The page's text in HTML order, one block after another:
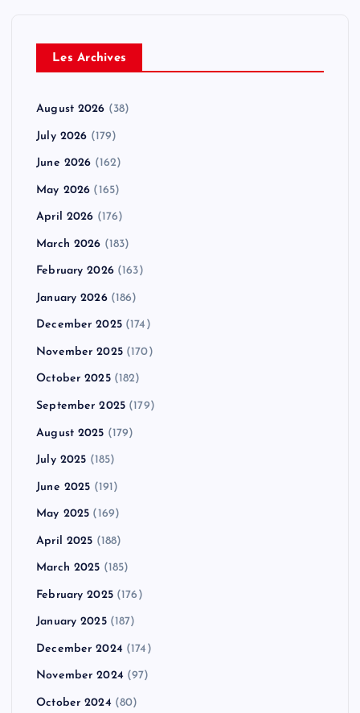
Les Archives
August 2026 (38)
July 2026 (179)
June 2026 (162)
May 2026 (165)
April 2026 (176)
March 2026 (183)
February 2026(163)
January 2026(186)
December 2025(174)
November 2025(170)
October 2025(182)
September 2025 (179)
August 2025 (179)
July 2025 (185)
June 2025 (191)
May 2025 (169)
April 2025 (188)
March 2025 (185)
February 2025(176)
January 2025(187)
December 2024 (174)
November 2024 (97)
October 2024 (80)